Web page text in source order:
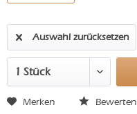
Auswahl zurücksetzen
Merken Bewerten